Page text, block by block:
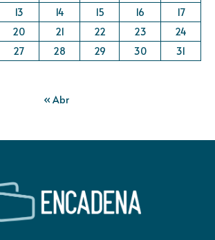
13 14 15 16
17
20 21 22 23
24
27 28 29 30 31
« Abr